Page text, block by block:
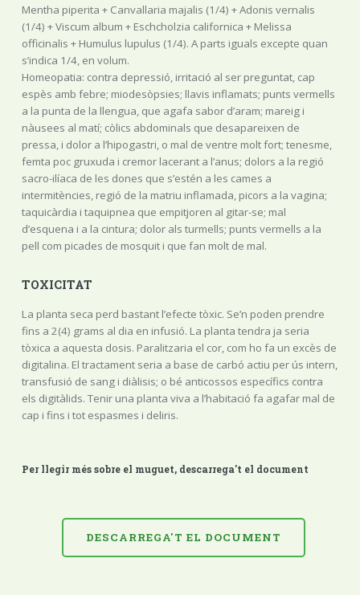
Mentha piperita + Canvallaria majalis (1/4) + Adonis vernalis
(1/4) + Viscum album + Eschcholzia californica + Melissa
officinalis + Humulus lupulus (1/4). A parts iguals excepte quan
s’indica 1/4, en volum.
Homeopatia: contra depressió, irritació al ser preguntat, cap
espès amb febre; miodesòpsies; llavis inflamats; punts vermells
a la punta de la llengua, que agafa sabor d’aram; mareig i
nàusees al matí; còlics abdominals que desapareixen de
pressa, i dolor a l’hipogastri, o mal de ventre molt fort; tenesme,
femta poc gruxuda i cremor lacerant a l’anus; dolors a la regió
sacro-ilíaca de les dones que s’estén a les cames a
intermitències, regió de la matriu inflamada, picors a la vagina;
taquicàrdia i taquipnea que empitjoren al gitar-se; mal
d’esquena i a la cintura; dolor als turmells; punts vermells a la
pell com picades de mosquit i que fan molt de mal.
TOXICITAT
La planta seca perd bastant l’efecte tòxic. Se’n poden prendre
fins a 2(4) grams al dia en infusió. La planta tendra ja seria
tòxica a aquesta dosis. Paralitzaria el cor, com ho fa un excès de
digitalina. El tractament seria a base de carbó actiu per ús intern,
transfusió de sang i diàlisis; o bé anticossos específics contra
els digitàlids. Tenir una planta viva a l’habitació fa agafar mal de
cap i fins i tot espasmes i deliris.
Per llegir més sobre el muguet, descarrega't el document
DESCARREGA'T EL DOCUMENT